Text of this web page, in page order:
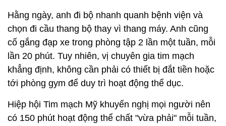
Hằng ngày, anh đi bộ nhanh quanh bệnh viện và
chọn đi cầu thang bộ thay vì thang máy. Anh cũng
cố gắng đạp xe trong phòng tập 2 lần một tuần, mỗi
lần 20 phút. Tuy nhiên, vị chuyên gia tim mạch
khẳng định, không cần phải có thiết bị đắt tiền hoặc
tới phòng gym để duy trì hoạt động thể dục.
Hiệp hội Tim mạch Mỹ khuyến nghị mọi người nên
có 150 phút hoạt động thể chất "vừa phải" mỗi tuần,